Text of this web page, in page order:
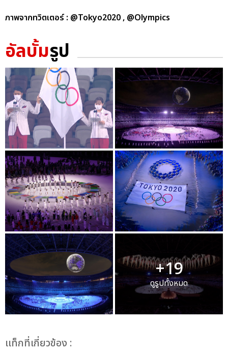
ภาพจากทวิตเตอร์ : @Tokyo2020 , @Olympics
อัลบั้มรูป
+19
ดูรูปทั้งหมด
เเท็กที่เกี่ยวข้อง :